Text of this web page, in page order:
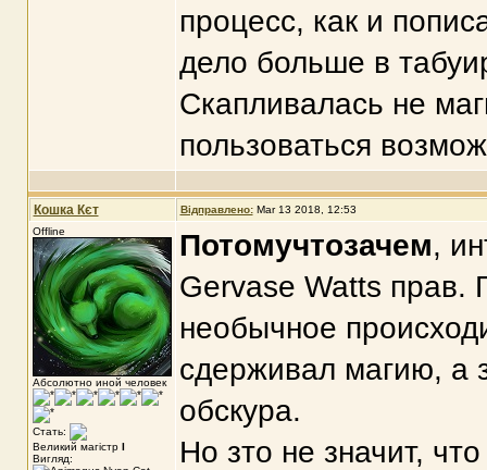
процесс, как и
дело больше в
Скапливалась не
пользоваться
Кошка Кєт Відправлено: Mar 13 2018, 12:53
Offline
Абсолютно иной человек
Стать:
Великий магістр I
Вигляд:
Потомучтозачем,
Gervase Watts прав.
необычное
сдерживал магию, а
обскура.
Но зто не значит,